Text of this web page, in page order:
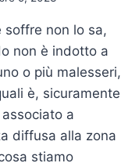
soffre non lo sa,
non è indotto a
o più malesseri,
è, sicuramente
a
diffusa alla zona
stiamo